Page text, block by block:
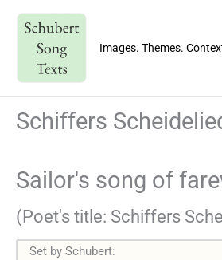
content
Images. Themes.
Schiffers
Sailor's song of
(Poet's title: Schiffers
Set by Schubert: